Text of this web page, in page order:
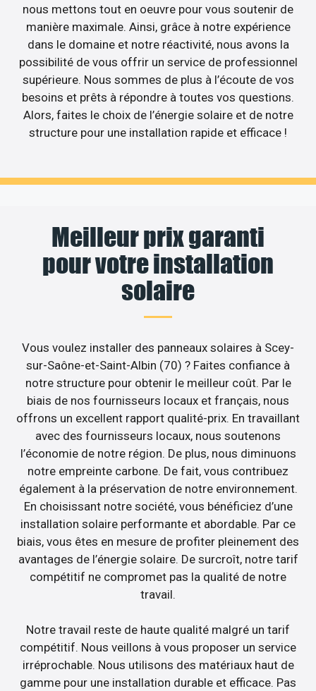
nous mettons tout en oeuvre pour vous soutenir de
manière maximale. Ainsi, grâce à notre expérience
dans le domaine et notre réactivité, nous avons la
possibilité de vous offrir un service de professionnel
supérieure. Nous sommes de plus à l’écoute de vos
besoins et prêts à répondre à toutes vos questions.
Alors, faites le choix de l’énergie solaire et de notre
structure pour une installation rapide et efficace !
Meilleur prix garanti
pour votre installation
solaire
Vous voulez installer des panneaux solaires à Scey-
sur-Saône-et-Saint-Albin (70) ? Faites confiance à
notre structure pour obtenir le meilleur coût. Par le
biais de nos fournisseurs locaux et français, nous
offrons un excellent rapport qualité-prix. En travaillant
avec des fournisseurs locaux, nous soutenons
l’économie de notre région. De plus, nous diminuons
notre empreinte carbone. De fait, vous contribuez
également à la préservation de notre environnement.
En choisissant notre société, vous bénéficiez d’une
installation solaire performante et abordable. Par ce
biais, vous êtes en mesure de profiter pleinement des
avantages de l’énergie solaire. De surcroît, notre tarif
compétitif ne compromet pas la qualité de notre
travail.
Notre travail reste de haute qualité malgré un tarif
compétitif. Nous veillons à vous proposer un service
irréprochable. Nous utilisons des matériaux haut de
gamme pour une installation durable et efficace. Pas